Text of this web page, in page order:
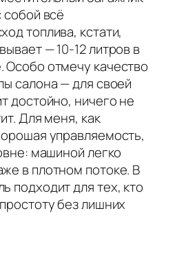
собой всё
топлива, кстати,
— 10-12 литров в
отмечу качество
салона — для своей
достойно, ничего не
Для меня, как
управляемость,
машиной легко
в плотном потоке. В
подходит для тех, кто
без лишних